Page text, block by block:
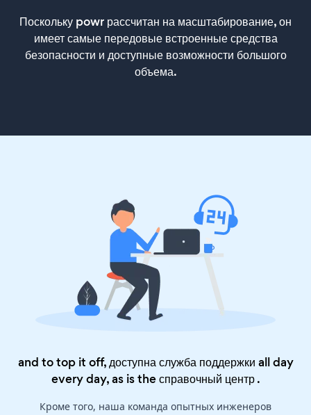
Поскольку powr рассчитан на масштабирование, он
имеет самые передовые встроенные средства
безопасности и доступные возможности большого
объема.
and to top it off, доступна служба поддержки all day
every day, as is theсправочный центр.
Кроме того, наша команда опытных инженеров